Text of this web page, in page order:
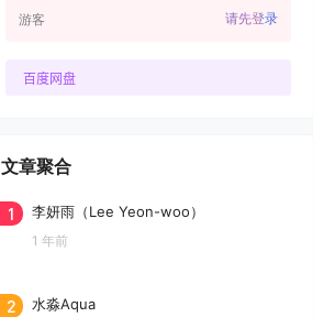
游客 请先登录
百度网盘
文章聚合
1 李妍雨（Lee Yeon-woo）
1 年前
2 水淼Aqua